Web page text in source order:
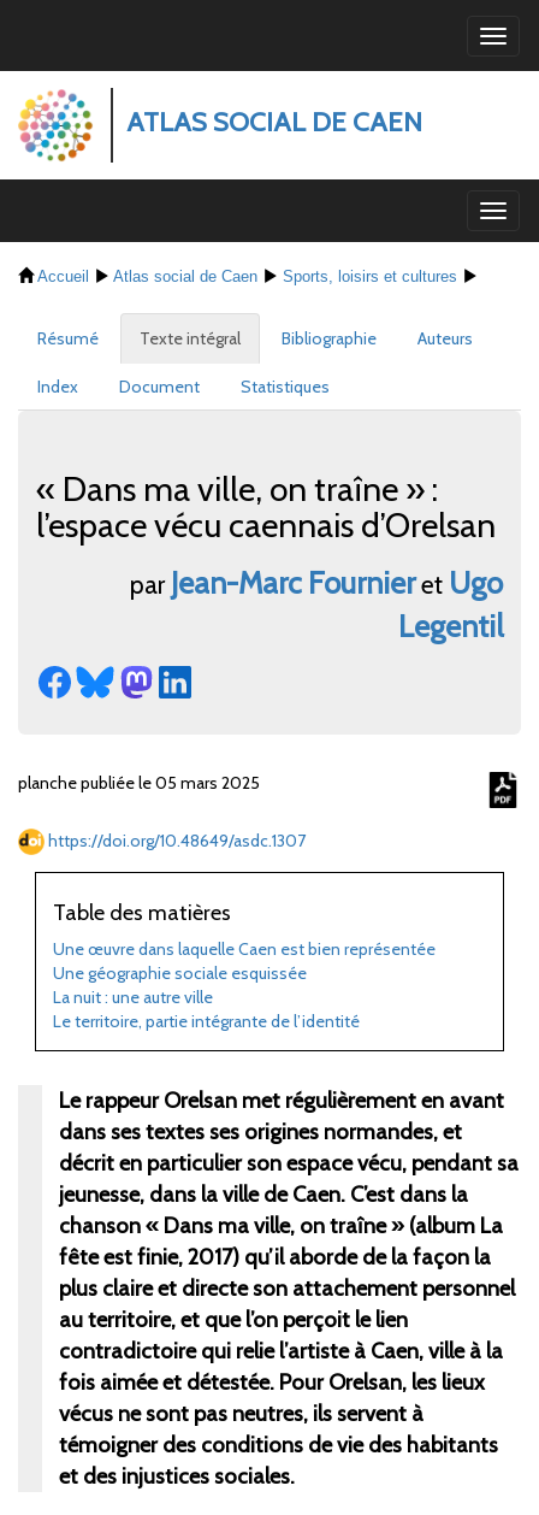
Toggle
ATLAS SOCIAL DE CAEN
Accueil Atlas social de Caen Sports, loisirs et cultures
Résumé Texte intégral Bibliographie Auteurs
Index Document Statistiques
« Dans ma ville, on traîne » :
l’espace vécu caennais d’Orelsan
par Jean-Marc Fournieret Ugo
Legentil
planche publiée le 05 mars 2025
https://doi.org/10.48649/asdc.1307
Table des matières
Une œuvre dans laquelle Caen est bien représentée
Une géographie sociale esquissée
La nuit: une autre ville
Le territoire, partie intégrante de l’identité
Le rappeur Orelsan met régulièrement en avant
dans ses textes ses origines normandes, et
décrit en particulier son espace vécu, pendant sa
jeunesse, dans la ville de Caen. C’est dans la
chanson « Dans ma ville, on traîne» (album La
fête est finie,2017) qu’il aborde de la façon la
plus claire et directe son attachement personnel
au territoire, et que l’on perçoit le lien
contradictoire qui relie l’artiste à Caen, ville à la
fois aimée et détestée. Pour Orelsan, les lieux
vécus ne sont pas neutres, ils servent à
témoigner des conditions de vie des habitants
et des injustices sociales.